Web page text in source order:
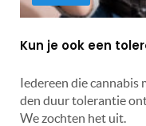
Kun je ook een
Iedereen die cannabis
den duur tolerantie
We zochten het uit.